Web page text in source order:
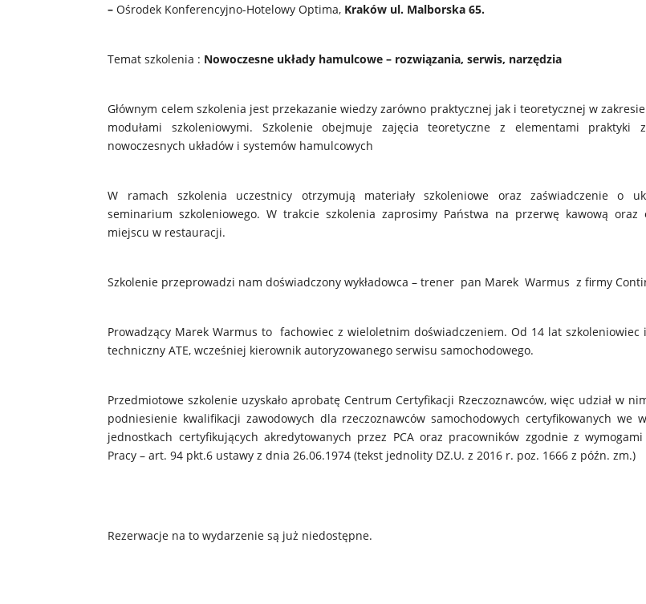
–Ośrodek Konferencyjno-Hotelowy Optima, Kraków ul. Malborska 65.
Temat szkolenia : Nowoczesne układy hamulcowe – rozwiązania, serwis, narzędzia
Głównym celem szkolenia jest przekazanie wiedzy zarówno praktycznej jak i teoretycznej w
modułami szkoleniowymi. Szkolenie obejmuje zajęcia teoretyczne z elementami praktyki
nowoczesnych układów i systemów hamulcowych
W ramach szkolenia uczestnicy otrzymują materiały szkoleniowe oraz zaświadczenie o
seminarium szkoleniowego. W trakcie szkolenia zaprosimy Państwa na przerwę kawową oraz
miejscu w restauracji.
Szkolenie przeprowadzi nam doświadczony wykładowca – trener pan Marek Warmus z firmy
Prowadzący Marek Warmus to fachowiec z wieloletnim doświadczeniem. Od 14 lat szkoleniowiec
techniczny ATE, wcześniej kierownik autoryzowanego serwisu samochodowego.
Przedmiotowe szkolenie uzyskało aprobatę Centrum Certyfikacji Rzeczoznawców, więc udział w
podniesienie kwalifikacji zawodowych dla rzeczoznawców samochodowych certyfikowanych we
jednostkach certyfikujących akredytowanych przez PCA oraz pracowników zgodnie z wymogami
Pracy – art. 94 pkt.6 ustawy z dnia 26.06.1974 (tekst jednolity DZ.U. z 2016 r. poz. 1666 z późn. zm.)
Rezerwacje na to wydarzenie są już niedostępne.